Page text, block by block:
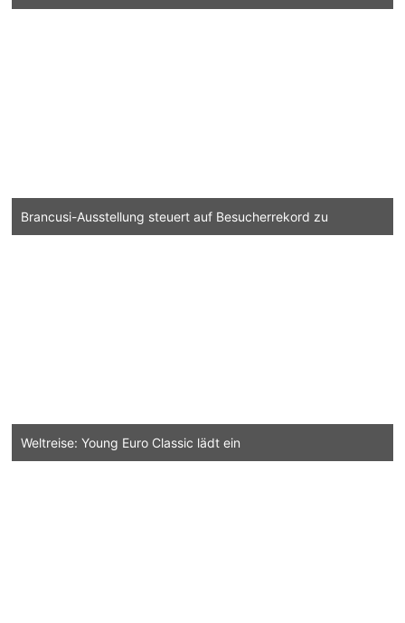
Brancusi-Ausstellung steuert auf Besucherrekord zu
Weltreise: Young Euro Classic lädt ein